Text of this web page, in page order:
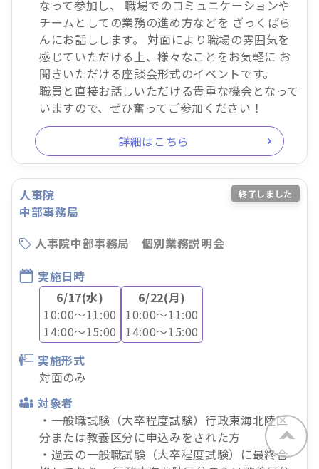
詳細はこちら
なって参加し、 職場でのコミュニケーションや
チームとしての業務の進め方などを ざっくばら
んにお話しします。 対面により職場の雰囲気を
感じていただける上、様々なことをお気軽に お
聞きいただける座談会形式のイベントです。
職員と直接お話しいただける貴重な機会となって
いますので、ぜひ奮ってご参加ください！
人事院
中部事務局
人事院中部事務局 個別業務説明会
実施日時
6/17(水)
10:00～11:00
14:00～15:00
6/22(月)
10:00～11:00
14:00～15:00
実施形式
対面のみ
対象者
・一般職試験（大卒程度試験）行政東海北陸区
分または教養区分に申込みをされた方
・過去の一般職試験（大卒程度試験）に最終合
終了しました